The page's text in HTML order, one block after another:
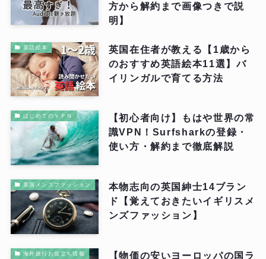
方から解約まで画像つきで説
明】
英語絵本
英国在住者が教える【1歳から
のおすすめ英語絵本11選】バ
イリンガルで育てる方法
はじめてのＶＰＮ
【初心者向け】もはや世界の常
識VPN！Surfsharkの登録・
使い方・解約まで徹底解説
英国メンズファッション
本物志向の英国紳士14ブラン
ド【覚えておきたいイギリスメ
ンズファッション】
海外旅行お役立ち情報
【物価の安いヨーロッパの国ラ